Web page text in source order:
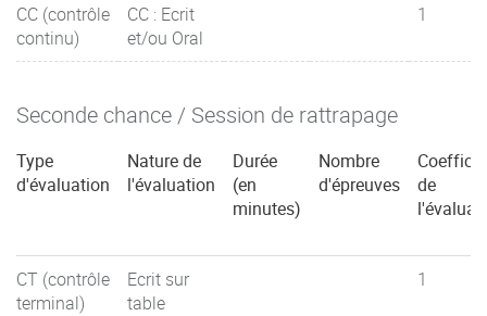
CC (contrôle
continu)
CC : Ecrit
et/ou Oral
1
Seconde chance / Session de rattrapage
Type
d'évaluation
Nature de
l'évaluation
Durée
(en
minutes)
Nombre
d'épreuves
de
CT (contrôle
terminal)
Ecrit sur
table
1